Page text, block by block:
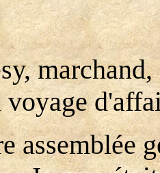
marchand,
voyage
assemblée